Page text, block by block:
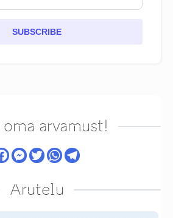
SUBSCRIBE
oma arvamust!
Arutelu